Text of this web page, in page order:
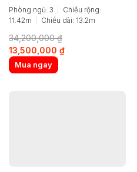
Phòng ngủ: 3
Chiều rộng:
11.42m
Chiều dài: 13.2m
34,200,000₫
Original
price
was:
13,500,000 ₫Current
Mua ngay